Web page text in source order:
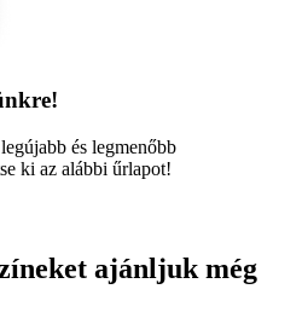
és legmenőbb
ki az alábbi űrlapot!
ajánljuk még